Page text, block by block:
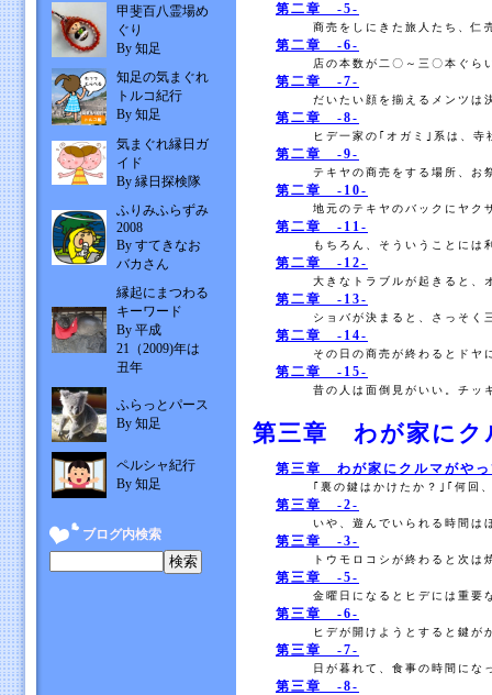
第二章 -5-
商売をしにきた旅人たち、
第二章 -6-
店の本数が二〇～三〇本ぐ
第二章 -7-
だいたい顔を揃えるメンツ
第二章 -8-
ヒデ一家の｢オガミ｣系は、
第二章 -9-
テキヤの商売をする場所、
第二章 -10-
地元のテキヤのバックにヤ
第二章 -11-
もちろん、そういうことに
第二章 -12-
大きなトラブルが起きると
第二章 -13-
ショバが決まると、さっそ
第二章 -14-
その日の商売が終わるとド
第二章 -15-
昔の人は面倒見がいい。チ
第三章 わが家にク
第三章 わが家にクルマがや
｢裏の鍵はかけたか？｣｢何回
第三章 -2-
いや、遊んでいられる時間
第三章 -3-
トウモロコシが終わると次
第三章 -5-
金曜日になるとヒデには重
第三章 -6-
ヒデが開けようとすると鍵
第三章 -7-
日が暮れて、食事の時間に
第三章 -8-
甲斐百八霊場め
ぐり
By 知足
知足の気まぐれ
トルコ紀行
By 知足
気まぐれ縁日ガ
イド
By 縁日探検隊
ふりみふらずみ
2008
By すてきなお
バカさん
縁起にまつわる
キーワード
By 平成
21（2009)年は
丑年
ふらっとパース
By 知足
ペルシャ紀行
By 知足
ブログ内検索